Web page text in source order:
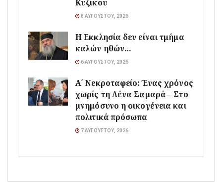
Κυζίκου
8 ΑΥΓΟΎΣΤΟΥ, 2026
Η Εκκλησία δεν είναι τμήμα
καλών ηθών…
6 ΑΥΓΟΎΣΤΟΥ, 2026
Α΄ Νεκροταφείο: Ένας χρόνος
χωρίς τη Λένα Σαμαρά – Στο
μνημόσυνο η οικογένεια και
πολιτικά πρόσωπα
7 ΑΥΓΟΎΣΤΟΥ, 2026